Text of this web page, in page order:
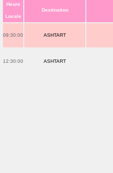
Heure
Locale
Destination
09:30:00 ASHTART
12:30:00 ASHTART